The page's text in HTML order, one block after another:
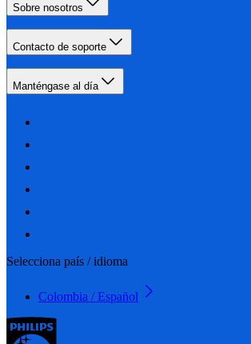
Sobre nosotros
Contacto de soporte
Manténgase al día
Selecciona país / idioma
Colombia / Español